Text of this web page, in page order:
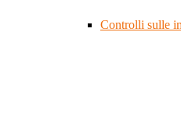
Controlli sulle